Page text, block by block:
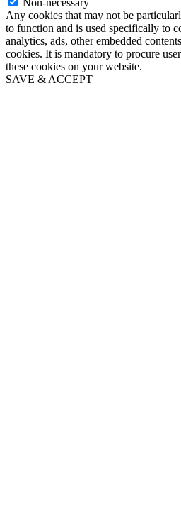
Any cookies that may not be
to function and is used specifically to
analytics, ads, other embedded
cookies. It is mandatory to procure
these cookies on your website.
SAVE & ACCEPT